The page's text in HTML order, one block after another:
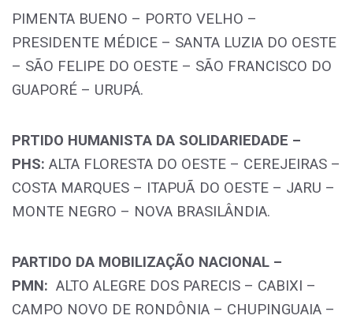
PIMENTA BUENO – PORTO VELHO –
PRESIDENTE MÉDICE – SANTA LUZIA DO OESTE
– SÃO FELIPE DO OESTE – SÃO FRANCISCO DO
GUAPORÉ – URUPÁ.
PRTIDO HUMANISTA DA SOLIDARIEDADE –
PHS: ALTA FLORESTA DO OESTE – CEREJEIRAS –
COSTA MARQUES – ITAPUÃ DO OESTE – JARU –
MONTE NEGRO – NOVA BRASILÂNDIA.
PARTIDO DA MOBILIZAÇÃO NACIONAL –
PMN: ALTO ALEGRE DOS PARECIS – CABIXI –
CAMPO NOVO DE RONDÔNIA – CHUPINGUAIA –